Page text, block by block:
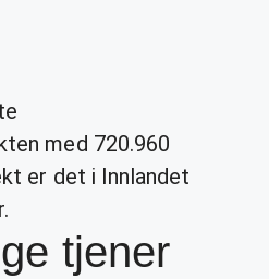
med 720.960
er det i Innlandet
tjener